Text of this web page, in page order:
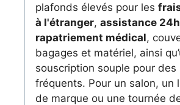
plafonds élevés pour les
à l'étranger, assistance
rapatriement médical,
bagages et matériel, ainsi
souscription souple pour des
fréquents. Pour un salon, un
de marque ou une tournée